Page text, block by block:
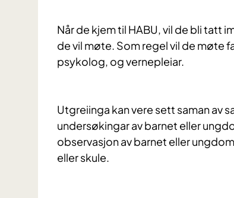
Når de kjem til HABU, vil de bli tatt
de vil møte. Som regel vil de møte
psykolog, og vernepleiar.
Utgreiinga kan vere sett saman av
undersøkingar av barnet eller
observasjon av barnet eller
eller skule.